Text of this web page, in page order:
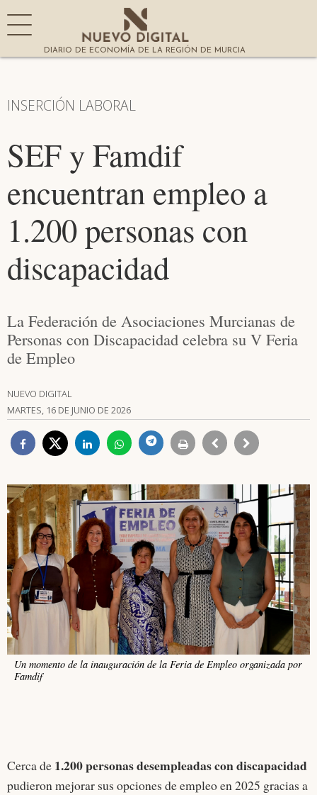
DIARIO DE ECONOMÍA DE LA REGIÓN DE MURCIA
INSERCIÓN LABORAL
SEF y Famdif
encuentran empleo a
1.200 personas con
discapacidad
La Federación de Asociaciones Murcianas de
Personas con Discapacidad celebra su V Feria
de Empleo
NUEVO DIGITAL
MARTES, 16 DE JUNIO DE 2026
Un momento de la inauguración de la Feria de Empleo organizada por
Famdif
Cerca de 1.200 personas desempleadas con discapacidad
pudieron mejorar sus opciones de empleo en 2025 gracias a